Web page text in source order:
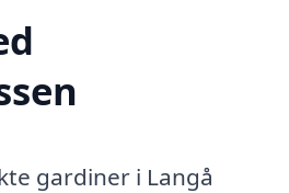
gardiner i Langå